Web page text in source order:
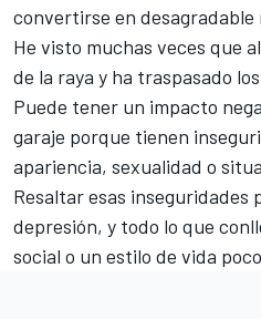
convertirse en desagradable
He visto muchas veces que
de la raya y ha traspasado los
Puede tener un impacto
garaje porque tienen
apariencia, sexualidad o
Resaltar esas inseguridades
depresión, y todo lo que
social o un estilo de vida